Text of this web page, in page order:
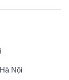
Nội